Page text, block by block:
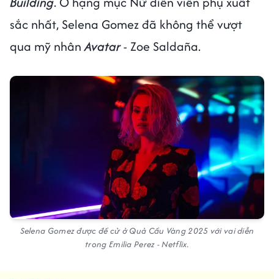
sắc nhất, Selena Gomez đã không thể vượt
qua mỹ nhânAvatar- Zoe Saldaña.
Selena Gomez được đề cử ở Quả Cầu Vàng 2025 với vai diễn
trong Emilia Perez - Netflix.